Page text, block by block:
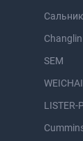
Changlin
SEM
WEICHAI
LISTER-